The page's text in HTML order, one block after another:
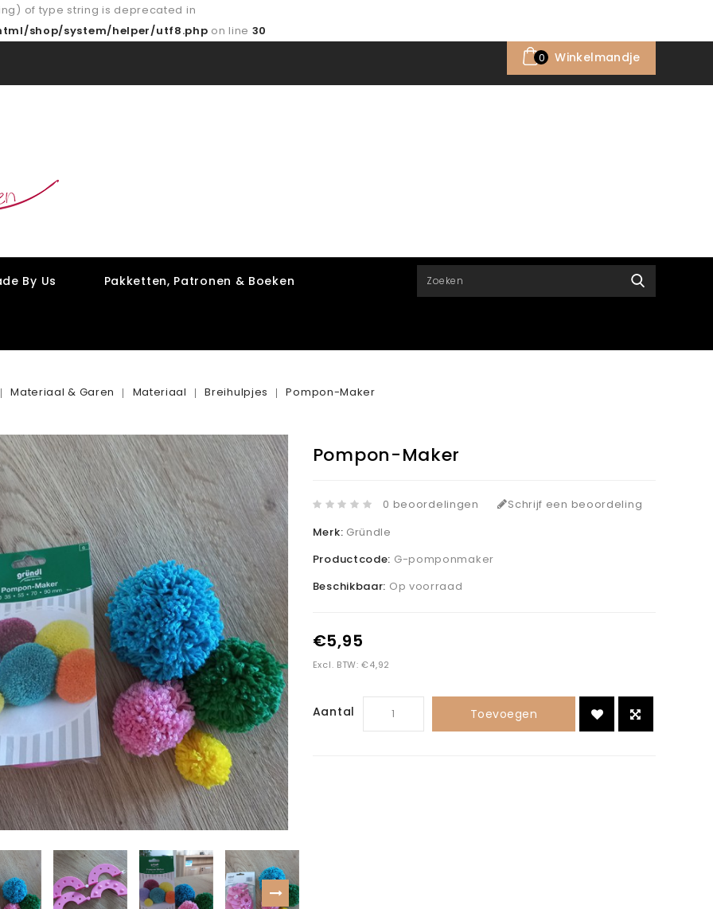
of type string is deprecated in
shop/system/helper/utf8.php on line 30
Winkelmandje
0
By Us Pakketten, Patronen & Boeken
Materiaal & Garen Materiaal Breihulpjes Pompon-Maker
Pompon-Maker
0 beoordelingen
Schrijf een beoordeling
Merk: Gründle
Productcode: G-pomponmaker
Beschikbaar: Op voorraad
€5,95
Excl. BTW: €4,92
Aantal Toevoegen